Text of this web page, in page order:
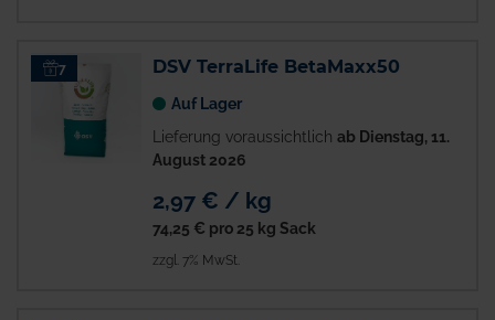
7 DSV TerraLife BetaMaxx50
Auf Lager
Lieferung voraussichtlich ab Dienstag, 11.
August 2026
2,97 € / kg
74,25 € pro 25 kg Sack
zzgl. 7% MwSt.